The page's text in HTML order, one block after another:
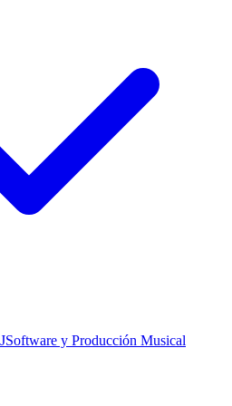
Software y Producción Musical